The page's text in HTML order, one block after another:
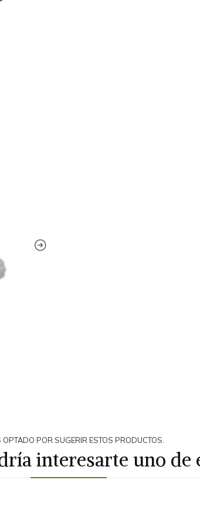
OPTADO POR SUGERIR ESTOS PRODUCTOS.
interesarte uno de